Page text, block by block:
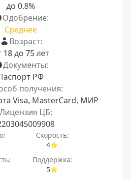
до 0.8%
Одобрение:
Среднее
Возраст:
18 до 75 лет
Документы:
РФ
получения:
Visa, MasterCard, МИР
Лицензия ЦБ:
Скорость:
4
Поддержка:
5